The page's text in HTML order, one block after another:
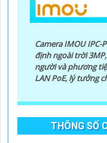
chọn hoàn hảo cho
Camera IMOU IPC-
định ngoài trời
người và phương
LAN PoE, lý tưởng
THÔNG SỐ